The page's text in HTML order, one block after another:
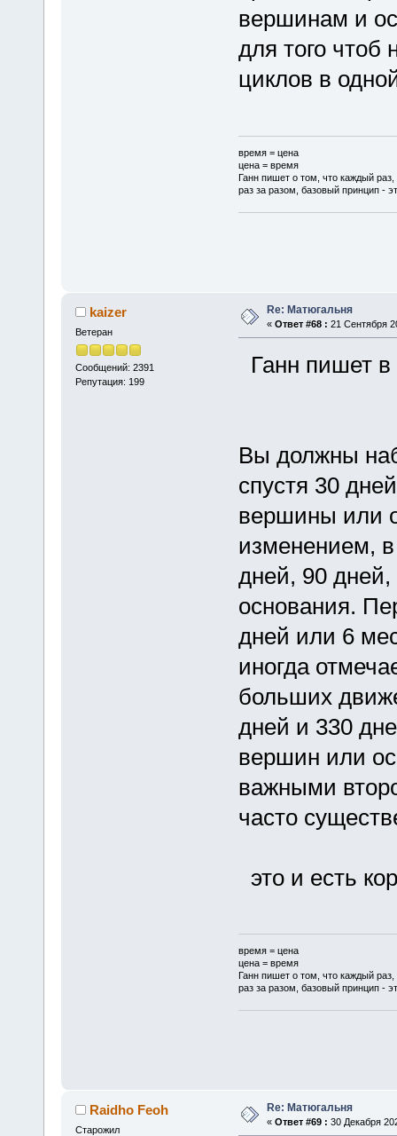
вершинам и
для того чтоб
циклов в
время = цена
цена = время
Ганн пишет о том, что каждый
раз за разом, базовый принцип -
kaizer
Ветеран
Сообщений: 2391
Репутация: 199
Re: Матюгальня
« Ответ #68 : 21 Сентября
Ганн пишет в
Вы должны
спустя 30
вершины или
изменением, в
дней, 90
основания.
дней или 6
иногда
больших
дней и 330
вершин или
важными
часто
это и есть
время = цена
цена = время
Ганн пишет о том, что каждый
раз за разом, базовый принцип -
Raidho Feoh
Старожил
Re: Матюгальня
« Ответ #69 : 30 Декабря